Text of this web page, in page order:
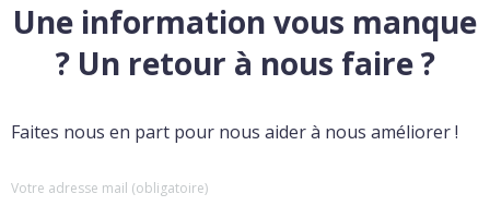
Une information vous manque
? Un retour à nous faire ?
Faites nous en part pour nous aider à nous améliorer !
Votre adresse mail (obligatoire)